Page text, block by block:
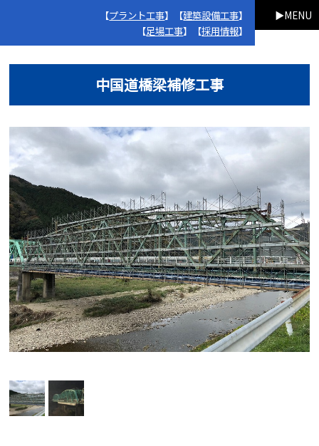
【プラント工事】【建築設備工事】
【足場工事】【採用情報】
MENU
中国道橋梁補修工事